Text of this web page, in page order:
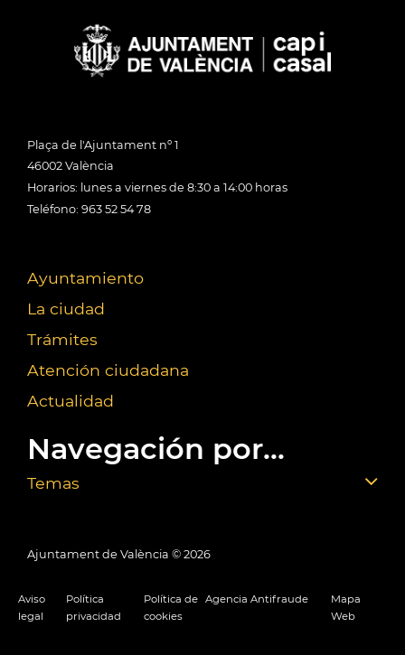
Plaça de l'Ajuntament nº 1
46002 València
Horarios: lunes a viernes de 8:30 a 14:00 horas
Teléfono: 963 52 54 78
Ayuntamiento
La ciudad
Trámites
Atención ciudadana
Actualidad
Navegación por...
Temas
Ajuntament de València © 2026
Aviso
legal
Política
privacidad
Política de
cookies
Agencia Antifraude
Mapa
Web